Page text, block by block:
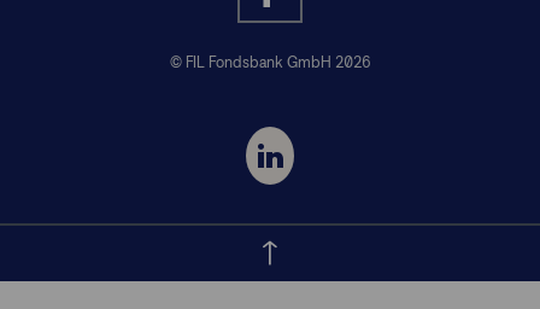
© FIL Fondsbank GmbH 2026